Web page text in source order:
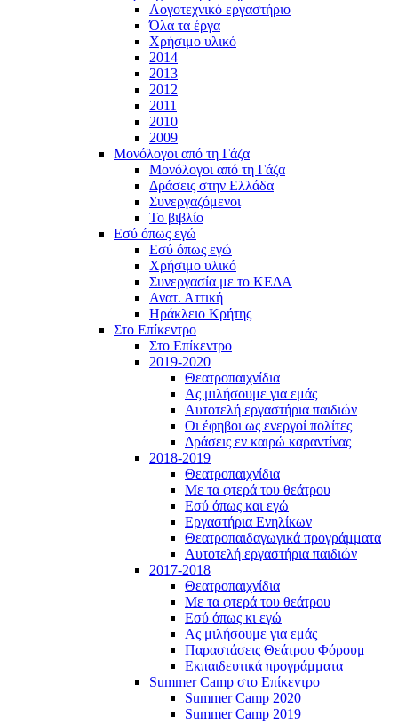
Λογοτεχνικό εργαστήριο
Όλα τα έργα
Χρήσιμο υλικό
2014
2013
2012
2011
2010
2009
Μονόλογοι από τη Γάζα
Μονόλογοι από τη Γάζα
Δράσεις στην Ελλάδα
Συνεργαζόμενοι
To βιβλίο
Εσύ όπως εγώ
Εσύ όπως εγώ
Χρήσιμο υλικό
Συνεργασία με το ΚΕΔΑ
Ανατ. Αττική
Ηράκλειο Κρήτης
Στο Επίκεντρο
Στο Επίκεντρο
2019-2020
Θεατροπαιχνίδια
Ας μιλήσουμε για εμάς
Αυτοτελή εργαστήρια παιδιών
Οι έφηβοι ως ενεργοί πολίτες
Δράσεις εν καιρώ καραντίνας
2018-2019
Θεατροπαιχνίδια
Με τα φτερά του θεάτρου
Εσύ όπως και εγώ
Εργαστήρια Ενηλίκων
Θεατροπαιδαγωγικά προγράμματα
Αυτοτελή εργαστήρια παιδιών
2017-2018
Θεατροπαιχνίδια
Με τα φτερά του θεάτρου
Εσύ όπως κι εγώ
Ας μιλήσουμε για εμάς
Παραστάσεις Θεάτρου Φόρουμ
Εκπαιδευτικά προγράμματα
Summer Camp στο Επίκεντρο
Summer Camp 2020
Summer Camp 2019